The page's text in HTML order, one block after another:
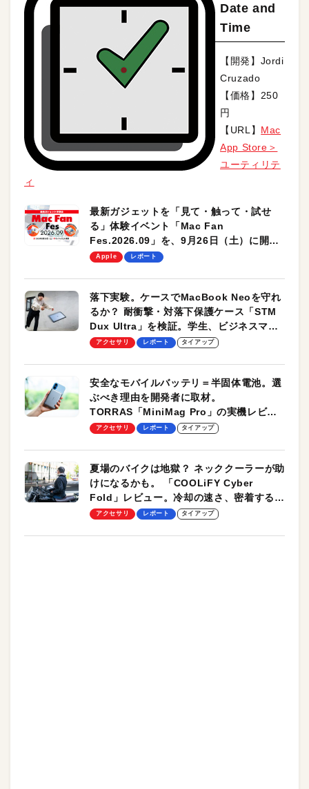
Date and
Time
【開発】Jordi
Cruzado
【価格】250
円
【URL】 Mac
App Store＞
ユーティリテ
ィ
最新ガジェットを「見て・触って・試せ
る」体験イベント「Mac Fan
Fes.2026.09」を、9月26日（土）に開催
します！
Apple レポート
落下実験。ケースでMacBook Neoを守れ
るか？ 耐衝撃・対落下保護ケース「STM
Dux Ultra」を検証。学生、ビジネスマン
のモバイルユースに最適！
アクセサリ レポート タイアップ
安全なモバイルバッテリ＝半固体電池。選
ぶべき理由を開発者に取材。
TORRAS「MiniMag Pro」の実機レビュ
ーも
アクセサリ レポート タイアップ
夏場のバイクは地獄？ ネッククーラーが助
けになるかも。 「COOLiFY Cyber
Fold」レビュー。冷却の速さ、密着する冷
却プレート、シンプルな操作性がグッド！
アクセサリ レポート タイアップ